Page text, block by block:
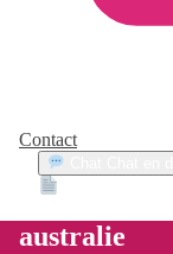
Contact
australie